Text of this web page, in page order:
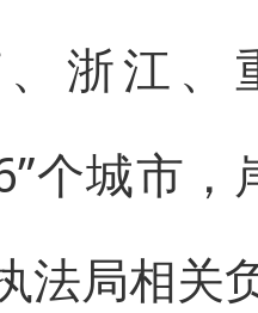
浙江
个城市
法局相关